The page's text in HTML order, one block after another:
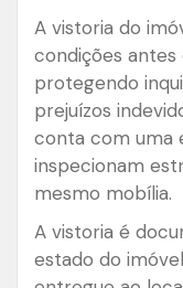
A vistoria do
condições antes
protegendo
prejuízos
conta com uma
inspecionam
mesmo mobília.
A vistoria é
estado do